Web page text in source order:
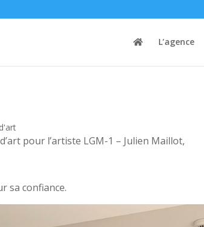
L’agence
pour l’artiste LGM-1 – Julien Maillot,
sa confiance.